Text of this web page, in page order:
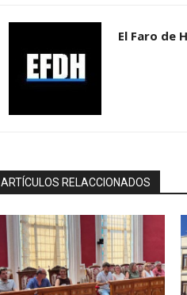
El Faro de
ARTÍCULOS RELACCIONADOS